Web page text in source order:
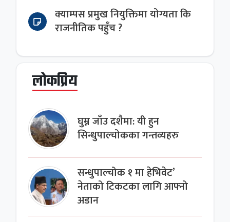
क्याम्पस प्रमुख नियुक्तिमा योग्यता कि
राजनीतिक पहुँच ?
लोकप्रिय
घुम्न जाँउ दशैमा: यी हुन
सिन्धुपाल्चोकका गन्तव्यहरु
सन्धुपाल्चोक १ मा हेभिवेट’
नेताको टिकटका लागि आफ्नो
अडान